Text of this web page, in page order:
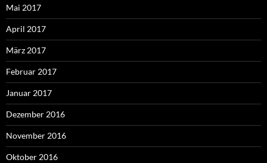
Mai 2017
April 2017
März 2017
Februar 2017
Januar 2017
Dezember 2016
November 2016
Oktober 2016